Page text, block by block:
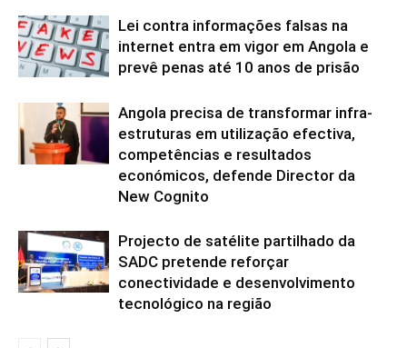
Lei contra informações falsas na
internet entra em vigor em Angola e
prevê penas até 10 anos de prisão
Angola precisa de transformar infra-
estruturas em utilização efectiva,
competências e resultados
económicos, defende Director da
New Cognito
Projecto de satélite partilhado da
SADC pretende reforçar
conectividade e desenvolvimento
tecnológico na região